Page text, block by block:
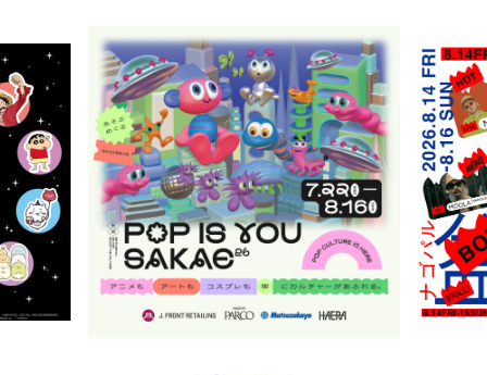
レストラン・カフェ
TAX FREE
PARCOメンバーズ
ภาษาไทย
日本語